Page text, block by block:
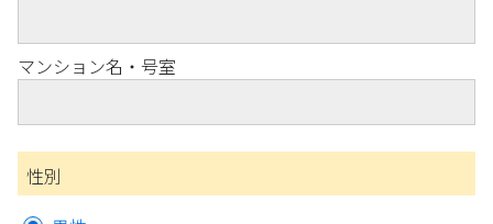
マンション名・号室
性別